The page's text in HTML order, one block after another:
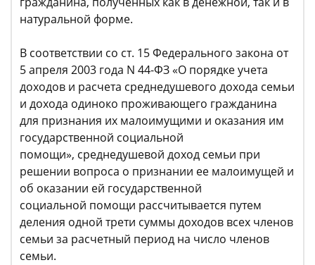
натуральной форме.
В соответствии со ст. 15 Федерального закона от
5 апреля 2003 года N 44-ФЗ «О порядке учета
доходов и расчета среднедушевого дохода семьи
и дохода одиноко проживающего гражданина
для признания их малоимущими и оказания им
государственной социальной
помощи», среднедушевой доход семьи при
решении вопроса о признании ее малоимущей и
об оказании ей государственной
социальной помощи рассчитывается путем
деления одной трети суммы доходов всех членов
семьи за расчетный период на число членов
семьи.